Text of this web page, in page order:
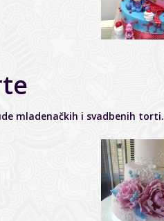
mladenačkih i svadbenih torti.